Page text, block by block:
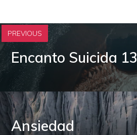
PREVIOUS
Encanto Suicida 13
Ansiedad